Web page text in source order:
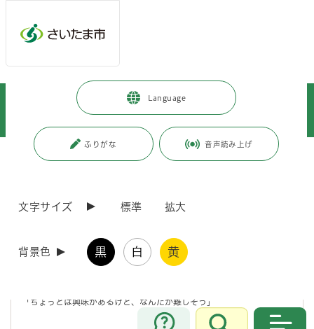
Language
ふりがな 音声読み上げ
文字サイズ 標準 拡大
背景色 黒 白 黄
お問合せ
暮らし・手続き > まちづくり・交通
都市局まちづくり広報誌「korekara」WEBサイト
各号の紹介
更新日付：2020年10月22日 / ページ番号：C013290
探してみませんか?
「ちょっとは興味があるけど、なんだか難しそう」